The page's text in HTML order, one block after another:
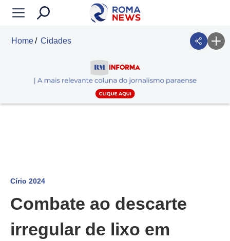
Home Cidades
Círio 2024
Combate ao descarte
irregular de lixo em